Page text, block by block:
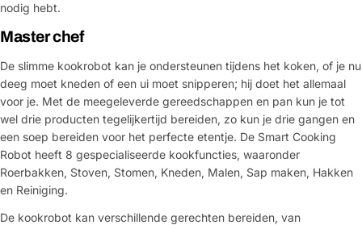
nodig hebt.
Master chef
De slimme kookrobot kan je ondersteunen tijdens het koken, of je nu
deeg moet kneden of een ui moet snipperen; hij doet het allemaal
voor je. Met de meegeleverde gereedschappen en pan kun je tot
wel drie producten tegelijkertijd bereiden, zo kun je drie gangen en
een soep bereiden voor het perfecte etentje. De Smart Cooking
Robot heeft 8 gespecialiseerde kookfuncties, waaronder
Roerbakken, Stoven, Stomen, Kneden, Malen, Sap maken, Hakken
en Reiniging.
De kookrobot kan verschillende gerechten bereiden, van